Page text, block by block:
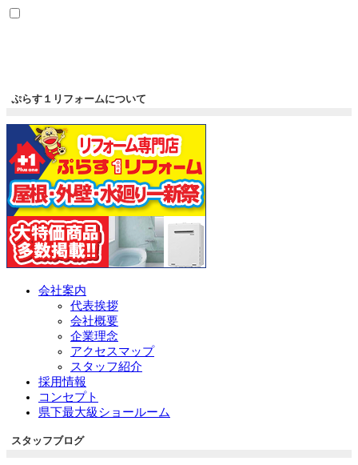
ぷらす１リフォームについて
会社案内
代表挨拶
会社概要
企業理念
アクセスマップ
スタッフ紹介
採用情報
コンセプト
県下最大級ショールーム
スタッフブログ